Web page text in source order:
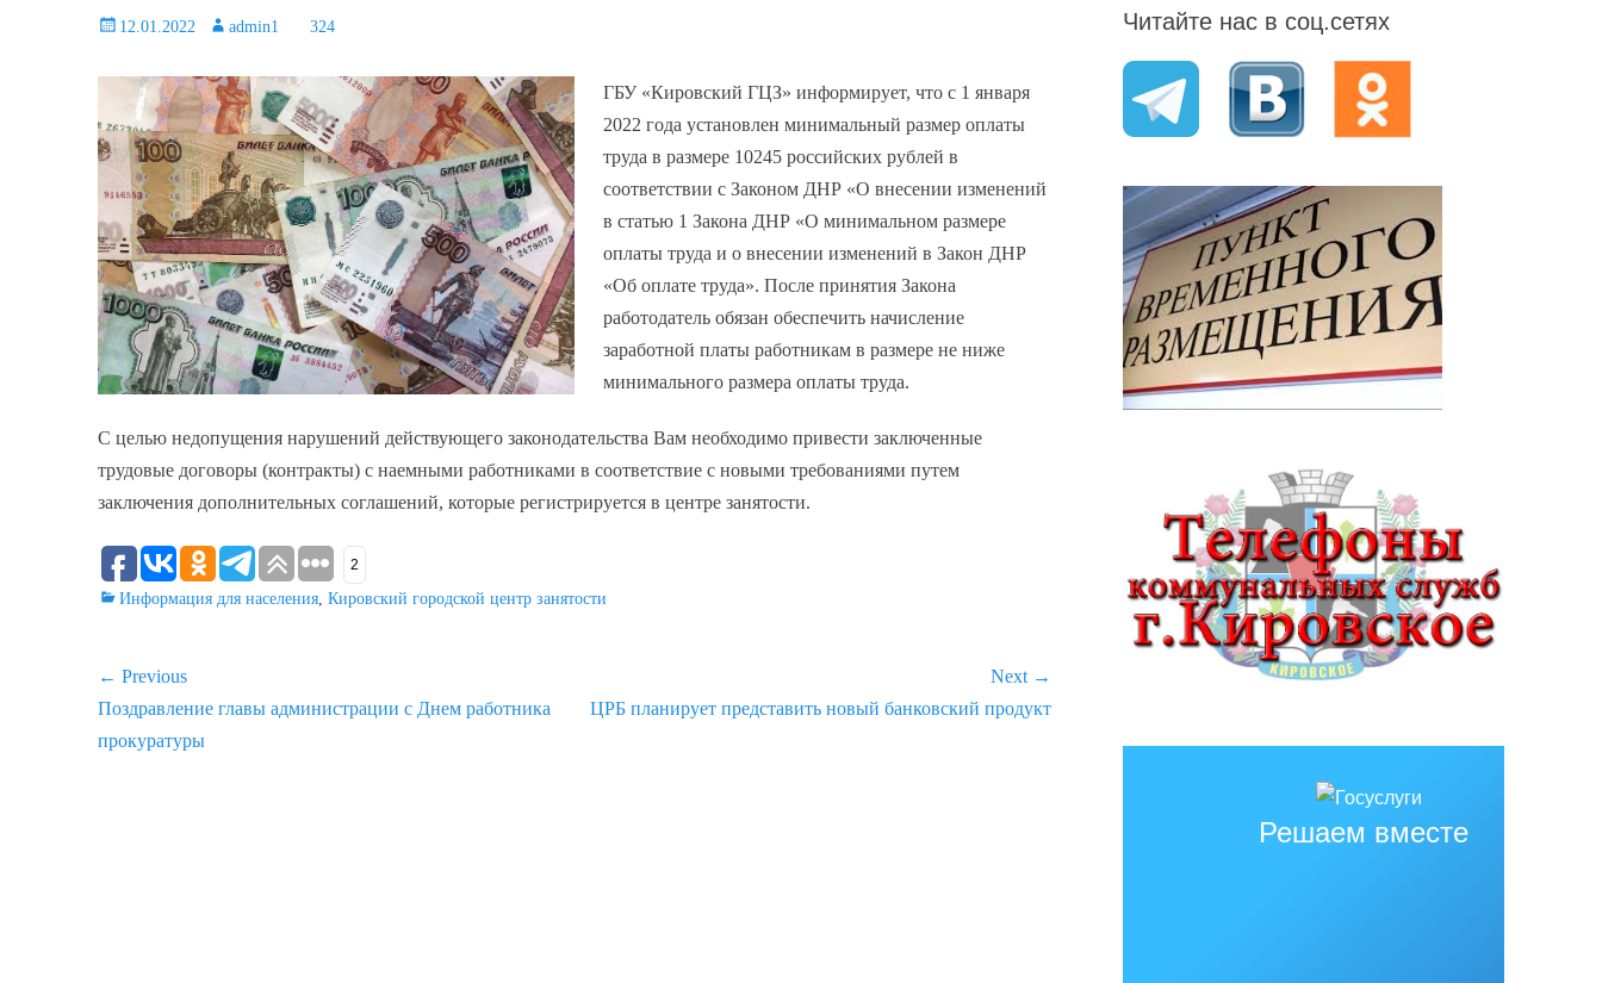
Posted12.01.2022 Author
admin1 324
ГБУ «Кировский ГЦЗ» информирует, что с 1 января
2022 года установлен минимальный размер оплаты
труда в размере 10245 российских рублей в
соответствии с Законом ДНР «О внесении изменений
в статью 1 Закона ДНР «О минимальном размере
оплаты труда и о внесении изменений в Закон ДНР
«Об оплате труда». После принятия Закона
работодатель обязан обеспечить начисление
заработной платы работникам в размере не ниже
минимального размера оплаты труда.
С целью недопущения нарушений действующего законодательства Вам необходимо привести заключенные
трудовые договоры (контракты) с наемными работниками в соответствие с новыми требованиями путем
заключения дополнительных соглашений, которые регистрируется в центре занятости.
2
Categories
Информация для населения, Кировский городской центр занятости
Навигация
по
← Previous
Previous
post:
Поздравление главы администрации с Днем работника
прокуратуры
Next →
Next
ЦРБ планирует представить новый банковский продукт
Читайте нас в соц.сетях
Решаем вместе